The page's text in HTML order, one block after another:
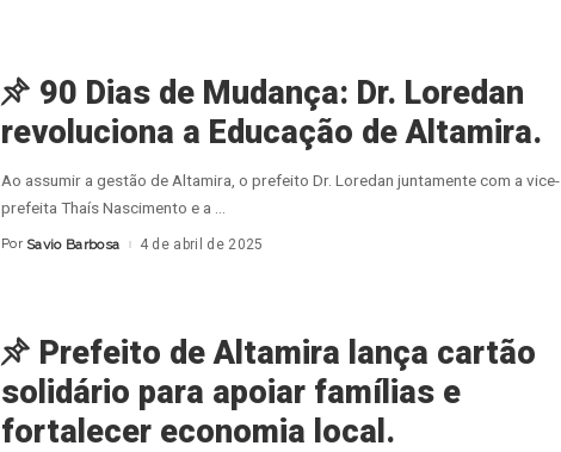
90 Dias de Mudança: Dr. Loredan
revoluciona a Educação de Altamira.
Ao assumir a gestão de Altamira, o prefeito Dr. Loredan juntamente com a vice-
prefeita Thaís Nascimento e a
Posted
Por Savio Barbosa 4 de abril de 2025
Prefeito de Altamira lança cartão
solidário para apoiar famílias e
fortalecer economia local.